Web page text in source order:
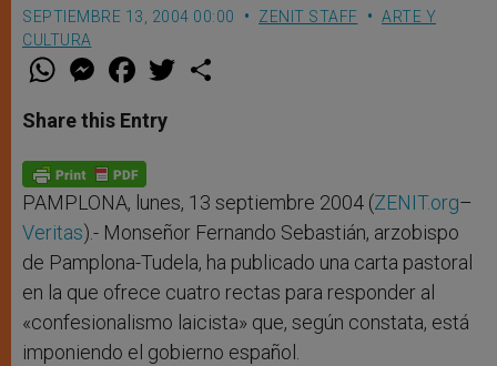
SEPTIEMBRE 13, 2004 00:00 ZENIT STAFF
ARTE Y
CULTURA
W
t
s
p
p
M
e
s
e
g
e
r
F
a
e
b
o
k
w
Share this Entry
PAMPLONA, lunes, 13 septiembre 2004 (ZENIT.org–
Veritas).- Monseñor Fernando Sebastián, arzobispo
de Pamplona-Tudela, ha publicado una carta pastoral
en la que ofrece cuatro rectas para responder al
«confesionalismo laicista» que, según constata, está
imponiendo el gobierno español.